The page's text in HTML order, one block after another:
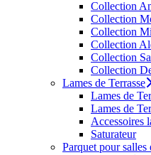
Collection
Collection
Collection
Collection
Collection
Collection
Lames de Terrasse
Lames de
Lames de
Accessoires
Saturateur
Parquet pour salles